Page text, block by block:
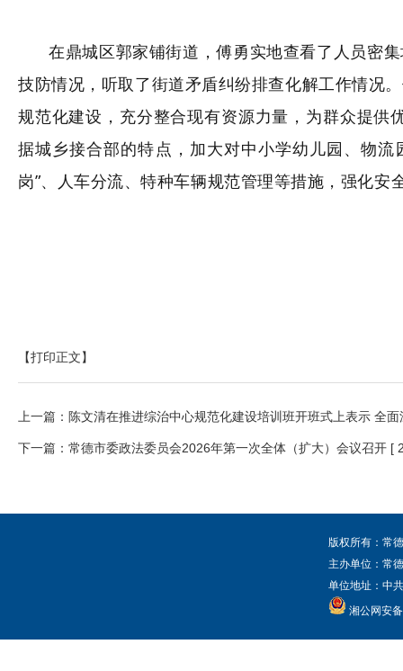
在鼎城区郭家铺街道 ，傅勇实地查看了 人员密
技防情况，听取了街道矛盾纠纷排查化解工作情况。
规范化建设，充分整合现有资源力量，为群众提
据城乡接合部的特点，加大对中小学幼儿园、物流
岗”、人车分流、特种车辆规范管理等措施 ，强化安
【打印正文】
上一篇： 陈文清在推进综治中心规范化建设培训班开班式上表示 全
下一篇： 常德市委政法委员会2026年第一次全体（扩大）会议召开 [
版权所有：常
主办单位：常
单位地址：中
湘公网安